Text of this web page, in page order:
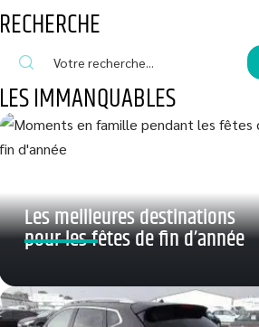
RECHERCHE
LES IMMANQUABLES
Les meilleures destinations
pour les fêtes de fin d’année